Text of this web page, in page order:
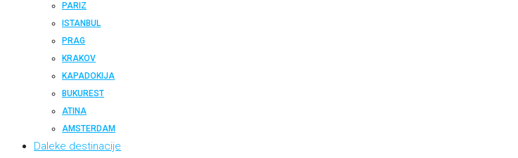
PARIZ
ISTANBUL
PRAG
KRAKOV
KAPADOKIJA
BUKUREST
ATINA
AMSTERDAM
Daleke destinacije